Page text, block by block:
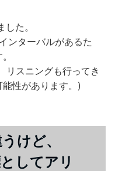
た。
ンターバルがあるた
リスニングも行ってき
性があります。)
けど、
してアリ